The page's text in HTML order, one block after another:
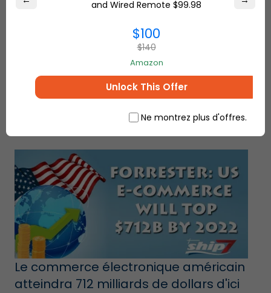
Créer une communauté autour de
votre entreprise de commerce
électronique
Le commerce électronique américain
atteindra 712 milliards de dollars d'ici
and Wired Remote $99.98
$100
$140
Amazon
Unlock This Offer
Ne montrez plus d'offres.